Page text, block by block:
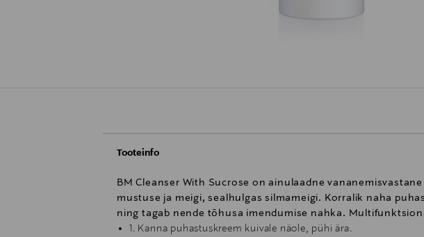
Tooteinfo
BM Cleanser With Sucrose on ainulaadne
mustuse ja meigi, sealhulgas silmameigi. Korralik naha
ning tagab nende tõhusa imendumise nahka.
1. Kanna puhastuskreem kuivale näole, pühi ära.